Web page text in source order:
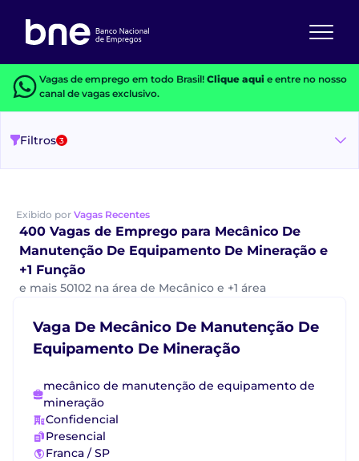
Vagas de emprego em todo Brasil! Clique aquie entre no nosso
canal de vagas exclusivo.
Filtros 3
Exibido por Vagas Recentes
400 Vagas de Emprego para Mecânico De
Manutenção De Equipamento De Mineração e
+1 Função
e mais 50102 na área de Mecânico e +1 área
Vaga De Mecânico De Manutenção De
Equipamento De Mineração
mecânico de manutenção de equipamento de
mineração
Confidencial
Presencial
Franca / SP